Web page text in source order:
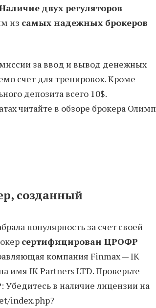
двух регуляторов
из самых надежных брокеров
за ввод и вывод денежных
счет для тренировок. Кроме
депозита всего 10$.
читайте в обзоре брокера Олимп
созданный
популярность за счет своей
сертифицирован ЦРОФР
компания Finmax — IK
имя IK Partners LTD. Проверьте
в наличие лицензии на
index.php?